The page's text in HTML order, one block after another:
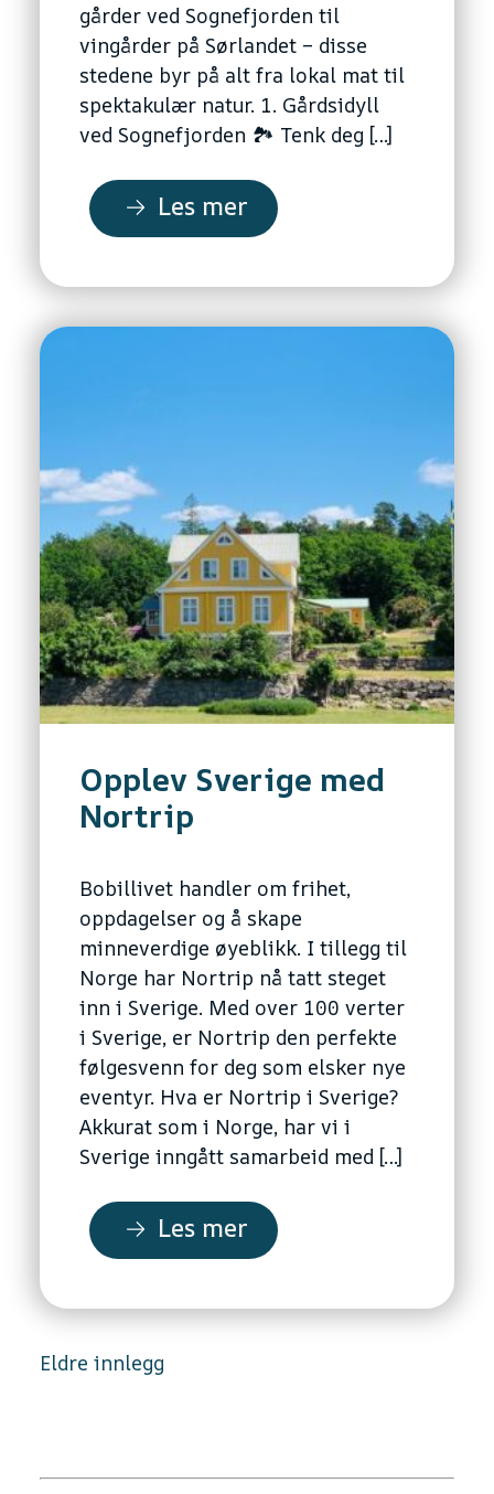
gårder ved Sognefjorden til
vingårder på Sørlandet – disse
stedene byr på alt fra lokal mat til
spektakulær natur. 1. Gårdsidyll
ved Sognefjorden 🏞️ Tenk deg […]
Les mer
Opplev Sverige med
Nortrip
Bobillivet handler om frihet,
oppdagelser og å skape
minneverdige øyeblikk. I tillegg til
Norge har Nortrip nå tatt steget
inn i Sverige. Med over 100 verter
i Sverige, er Nortrip den perfekte
følgesvenn for deg som elsker nye
eventyr. Hva er Nortrip i Sverige?
Akkurat som i Norge, har vi i
Sverige inngått samarbeid med […]
Les mer
Innleggnavigasjon
Eldre innlegg